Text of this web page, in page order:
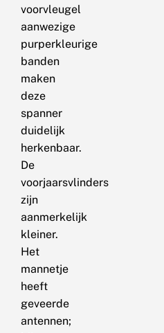
voorvleugel
aanwezige
purperkleurige
banden
maken
deze
spanner
duidelijk
herkenbaar.
De
voorjaarsvlinders
zijn
aanmerkelijk
kleiner.
Het
mannetje
heeft
geveerde
antennen;